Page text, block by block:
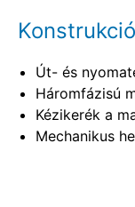
Út- és
Háromfázisú
Kézikerék a
Mechanikus